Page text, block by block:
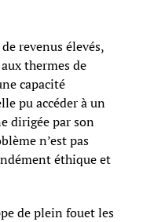
revenus élevés,
thermes de
capacité
pu accéder à un
dirigée par son
n’est pas
éthique et
de plein fouet les